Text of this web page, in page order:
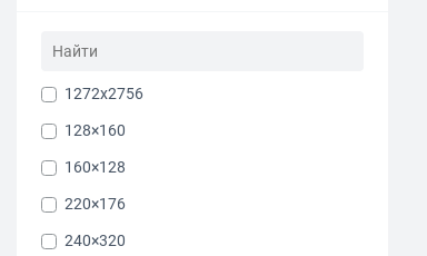
1272x2756
128×160
160×128
220×176
240×320